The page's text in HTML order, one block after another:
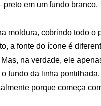
preto em um fundo branco.
moldura, cobrindo todo o
a fonte do ícone é
na verdade, ele
fundo da linha
porque começa